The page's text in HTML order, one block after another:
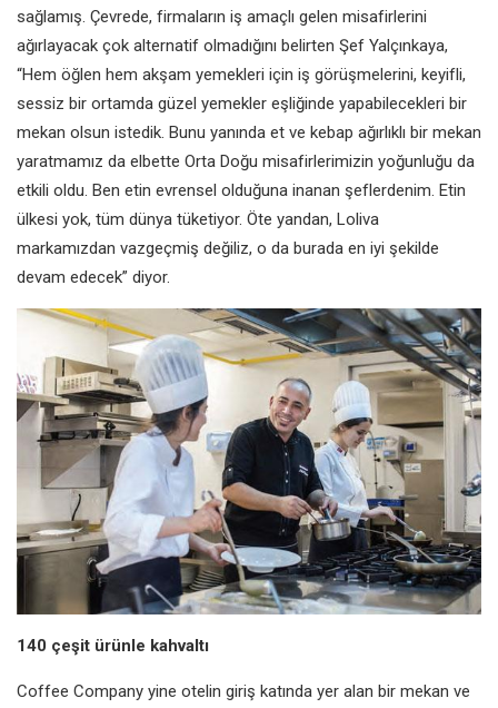
sağlamış. Çevrede, firmaların iş amaçlı gelen misafirlerini
ağırlayacak çok alternatif olmadığını belirten Şef Yalçınkaya,
“Hem öğlen hem akşam yemekleri için iş görüşmelerini, keyifli,
sessiz bir ortamda güzel yemekler eşliğinde yapabilecekleri bir
mekan olsun istedik. Bunu yanında et ve kebap ağırlıklı bir mekan
yaratmamız da elbette Orta Doğu misafirlerimizin yoğunluğu da
etkili oldu. Ben etin evrensel olduğuna inanan şeflerdenim. Etin
ülkesi yok, tüm dünya tüketiyor. Öte yandan, Loliva
markamızdan vazgeçmiş değiliz, o da burada en iyi şekilde
devam edecek” diyor.
140 çeşit ürünle kahvaltı
Coffee Company yine otelin giriş katında yer alan bir mekan ve